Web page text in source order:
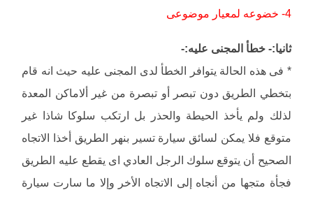
4- خضوعه لمعيار موضوعى
ثانيا:- خطأ المجنى عليه:-
* فى هذه الحالة يتوافر الخطأ لدى المجنى عليه حيث انه قام
بتخطي الطريق دون تبصر أو تبصرة من غير ألاماكن المعدة
لذلك ولم يأخذ الحيطة والحذر بل ارتكب سلوكا شاذا غير
متوقع فلا يمكن لسائق سيارة تسير بنهر الطريق أخذا الاتجاه
الصحيح أن يتوقع سلوك الرجل العادي اى يقطع عليه الطريق
فجأة متجها من أنجاه إلى الاتجاه الأخر وإلا ما سارت سيارة